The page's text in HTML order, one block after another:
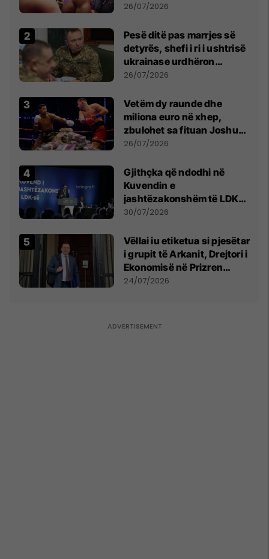
26/07/2026
Pesë ditë pas marrjes së
detyrës, shefi i ri i ushtrisë
ukrainase urdhëron
kontroll të madh
26/07/2026
Vetëm dy raunde dhe
miliona euro në xhep,
zbulohet sa fituan Joshua
e Prenga
26/07/2026
Gjithçka që ndodhi në
Kuvendin e
jashtëzakonshëm të LDK-
së
30/07/2026
Vëllai iu etiketua si pjesëtar
i grupit të Arkanit, Drejtori i
Ekonomisë në Prizren
mohon pretendimet
24/07/2026